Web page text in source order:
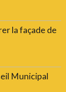
la façade de
Municipal